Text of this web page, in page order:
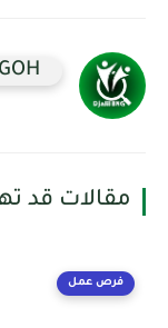
مقالات قد
فرص عمل